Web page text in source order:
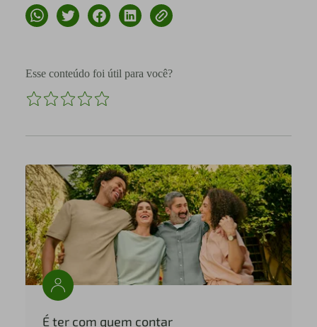
Esse conteúdo foi útil para você?
É ter com quem contar